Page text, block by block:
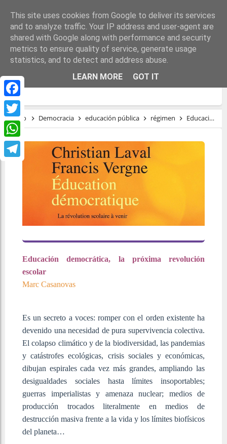
Facebook
Twitter
WhatsApp
EDUCACIÓN DEMOCRÁTICA, LA PRÓXIMA
REVOLUCIÓN ESCOLAR
Inicio Democracia educación pública régimen Educación democrática, la próxima revolución escolar
Educación democrática, la próxima revolución
escolar
Marc Casanovas
Es un secreto a voces: romper con el orden existente ha
devenido una necesidad de pura supervivencia colectiva.
El colapso climático y de la biodiversidad, las pandemias
y catástrofes ecológicas, crisis sociales y económicas,
dibujan espirales cada vez más grandes, ampliando las
desigualdades sociales hasta límites insoportables;
guerras imperialistas y amenaza nuclear; medios de
producción trocados literalmente en medios de
destrucción masiva frente a la vida y los límites biofísicos
del planeta…
This site uses cookies from Google to deliver its services
and to analyze traffic. Your IP address and user-agent are
shared with Google along with performance and security
metrics to ensure quality of service, generate usage
statistics, and to detect and address abuse.
LEARN MORE
GOT IT